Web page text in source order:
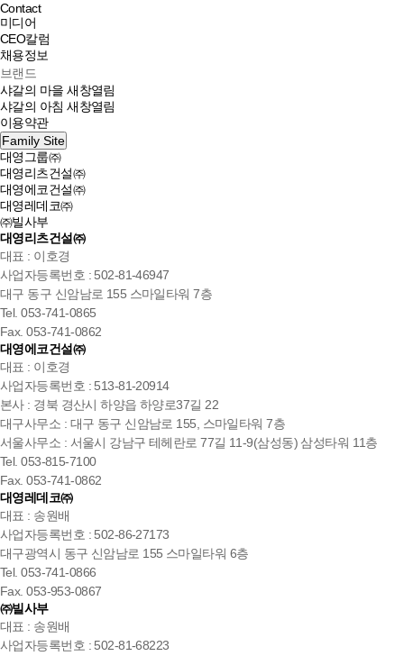
Contact
미디어
CEO칼럼
채용정보
브랜드
샤갈의 마을새창열림
샤갈의 아침새창열림
이용약관
Family Site
대영그룹㈜
대영리츠건설㈜
대영에코건설㈜
대영레데코㈜
㈜빌사부
대영리츠건설㈜
대표 : 이호경
사업자등록번호 : 502-81-46947
대구 동구 신암남로 155 스마일타워 7층
Tel. 053-741-0865
Fax. 053-741-0862
대영에코건설㈜
대표 : 이호경
사업자등록번호 : 513-81-20914
본사 : 경북 경산시 하양읍 하양로37길 22
대구사무소 : 대구 동구 신암남로 155, 스마일타워 7층
서울사무소 : 서울시 강남구 테헤란로 77길 11-9(삼성동) 삼성타워 11층
Tel. 053-815-7100
Fax. 053-741-0862
대영레데코㈜
대표 : 송원배
사업자등록번호 : 502-86-27173
대구광역시 동구 신암남로 155 스마일타워 6층
Tel. 053-741-0866
Fax. 053-953-0867
㈜빌사부
대표 : 송원배
사업자등록번호 : 502-81-68223